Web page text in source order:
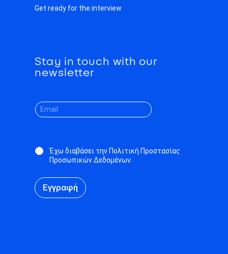
Get ready for the interview
Stay in touch with our
newsletter
Έχω διαβάσει την Πολιτική Προστασίας
Προσωπικών Δεδομένων.
Εγγραφή